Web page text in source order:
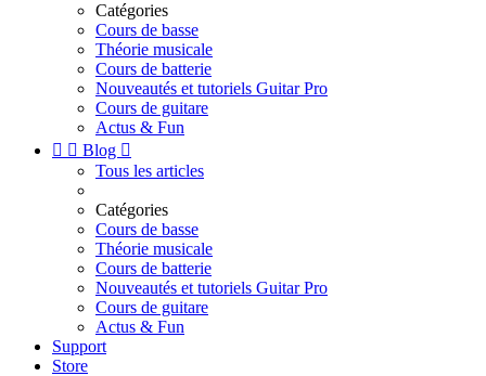
Catégories
Cours de basse
Théorie musicale
Cours de batterie
Nouveautés et tutoriels Guitar Pro
Cours de guitare
Actus & Fun
  Blog 
Tous les articles
Catégories
Cours de basse
Théorie musicale
Cours de batterie
Nouveautés et tutoriels Guitar Pro
Cours de guitare
Actus & Fun
Support
Store